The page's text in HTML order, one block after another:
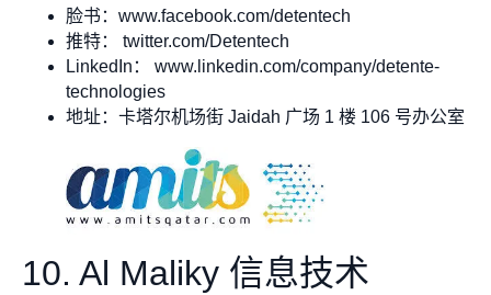
脸书：www.facebook.com/detentech
推特： twitter.com/Detentech
LinkedIn： www.linkedin.com/company/detente-
technologies
地址：卡塔尔机场街 Jaidah 广场 1 楼 106 号办公室
10. Al Maliky 信息技术